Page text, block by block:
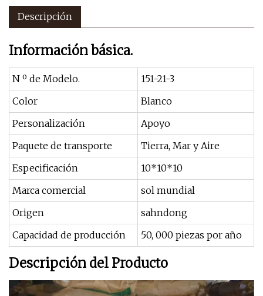
Descripción
Información básica.
N º de Modelo.
151-21-3
Color
Blanco
Personalización
Apoyo
Paquete de transporte
Tierra, Mar y Aire
Especificación
10*10*10
Marca comercial
sol mundial
Origen
sahndong
Capacidad de producción
50, 000 piezas por año
Descripción del Producto